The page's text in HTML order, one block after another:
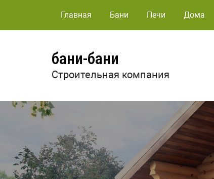
Главная Бани Печи Дома
бани-бани
Строительная компания